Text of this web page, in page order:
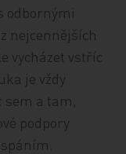
odbornými
nejcennějších
vycházet vstříc
je vždy
sem a tam,
podpory